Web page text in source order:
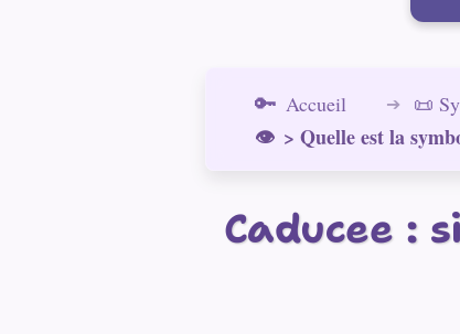
Accueil 📜
> Quelle est la
Caducee :